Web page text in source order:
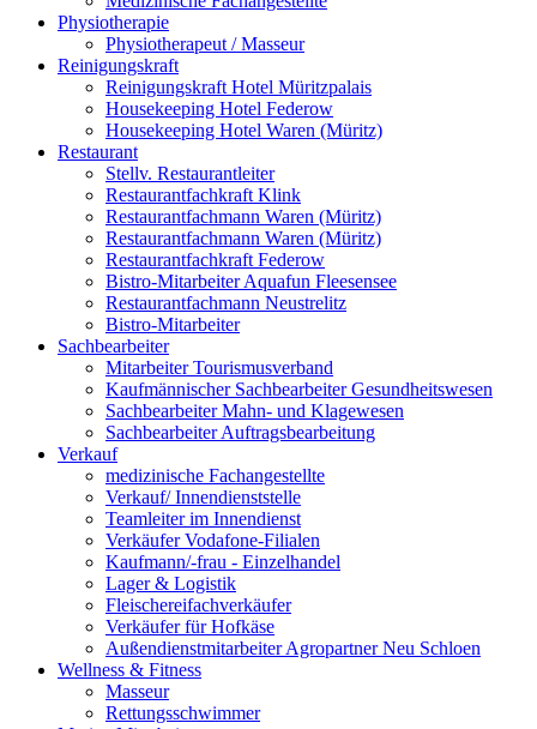
Physiotherapie
Physiotherapeut / Masseur
Reinigungskraft
Reinigungskraft Hotel Müritzpalais
Housekeeping Hotel Federow
Housekeeping Hotel Waren (Müritz)
Restaurant
Stellv. Restaurantleiter
Restaurantfachkraft Klink
Restaurantfachmann Waren (Müritz)
Restaurantfachmann Waren (Müritz)
Restaurantfachkraft Federow
Bistro-Mitarbeiter Aquafun Fleesensee
Restaurantfachmann Neustrelitz
Bistro-Mitarbeiter
Sachbearbeiter
Mitarbeiter Tourismusverband
Kaufmännischer Sachbearbeiter Gesundheitswesen
Sachbearbeiter Mahn- und Klagewesen
Sachbearbeiter Auftragsbearbeitung
Verkauf
medizinische Fachangestellte
Verkauf/ Innendienststelle
Teamleiter im Innendienst
Verkäufer Vodafone-Filialen
Kaufmann/-frau - Einzelhandel
Lager & Logistik
Fleischereifachverkäufer
Verkäufer für Hofkäse
Außendienstmitarbeiter Agropartner Neu Schloen
Wellness & Fitness
Masseur
Rettungsschwimmer